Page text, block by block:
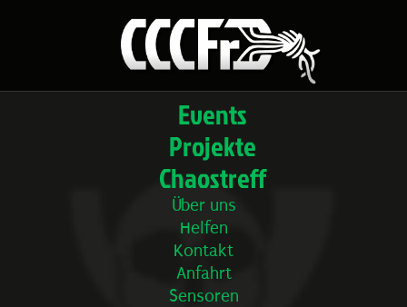
Events
Projekte
Chaostreff
Über uns
Helfen
Kontakt
Anfahrt
Sensoren